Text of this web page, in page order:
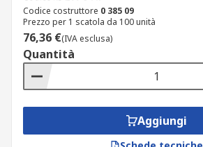
Codice costruttore 0 385 09
Prezzo per 1 scatola da 100 unità
76,36 €(IVA esclusa)
Quantità
Aggiungi